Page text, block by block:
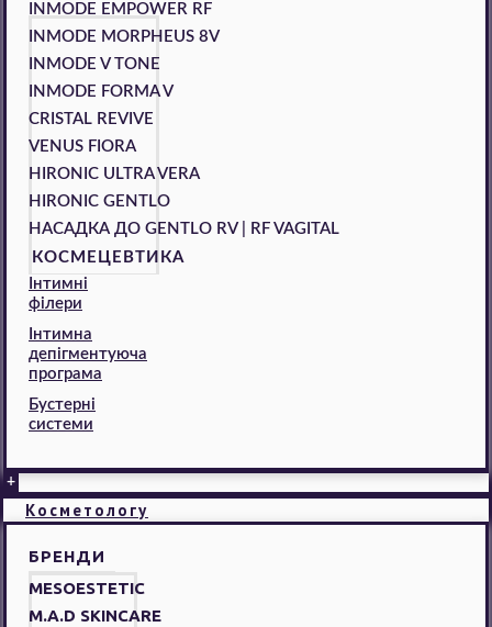
INMODE EMPOWER RF
INMODE MORPHEUS 8V
INMODE V TONE
INMODE FORMA V
CRISTAL REVIVE
VENUS FIORA
HIRONIC ULTRA VERA
HIRONIC GENTLO
НАСАДКА ДО GENTLO RV | RF VAGITAL
КОСМЕЦЕВТИКА
Інтимні
філери
Інтимна
депігментуюча
програма
Бустерні
системи
+
Косметологу
БРЕНДИ
MESOESTETIC
M.A.D SKINCARE